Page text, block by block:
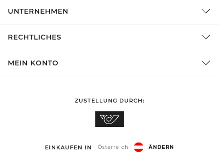
UNTERNEHMEN
RECHTLICHES
MEIN KONTO
ZUSTELLUNG DURCH:
EINKAUFEN IN Österreich ÄNDERN